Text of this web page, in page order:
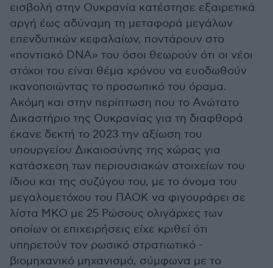
εισβολή στην Ουκρανία κατέστησε εξαιρετικά
αργή έως αδύναμη τη μεταφορά μεγάλων
επενδυτικών κεφαλαίων, ποντάρουν στο
«ποντιακό DNA» του όσοι θεωρούν ότι οι νέοι
στόχοι του είναι θέμα χρόνου να ευοδωθούν
ικανοποιώντας το προσωπικό του όραμα.
Ακόμη και στην περίπτωση που το Ανώτατο
Δικαστήριο της Ουκρανίας για τη διαφθορά
έκανε δεκτή το 2023 την αξίωση του
υπουργείου Δικαιοσύνης της χώρας για
κατάσχεση των περιουσιακών στοιχείων του
ίδιου και της συζύγου του, με το όνομα του
μεγαλομετόχου του ΠΑΟΚ να φιγουράρει σε
λίστα ΜΚΟ με 25 Ρώσους ολιγάρχες των
οποίων οι επιχειρήσεις είχε κριθεί ότι
υπηρετούν τον ρωσικό στρατιωτικό -
βιομηχανικό μηχανισμό, σύμφωνα με το